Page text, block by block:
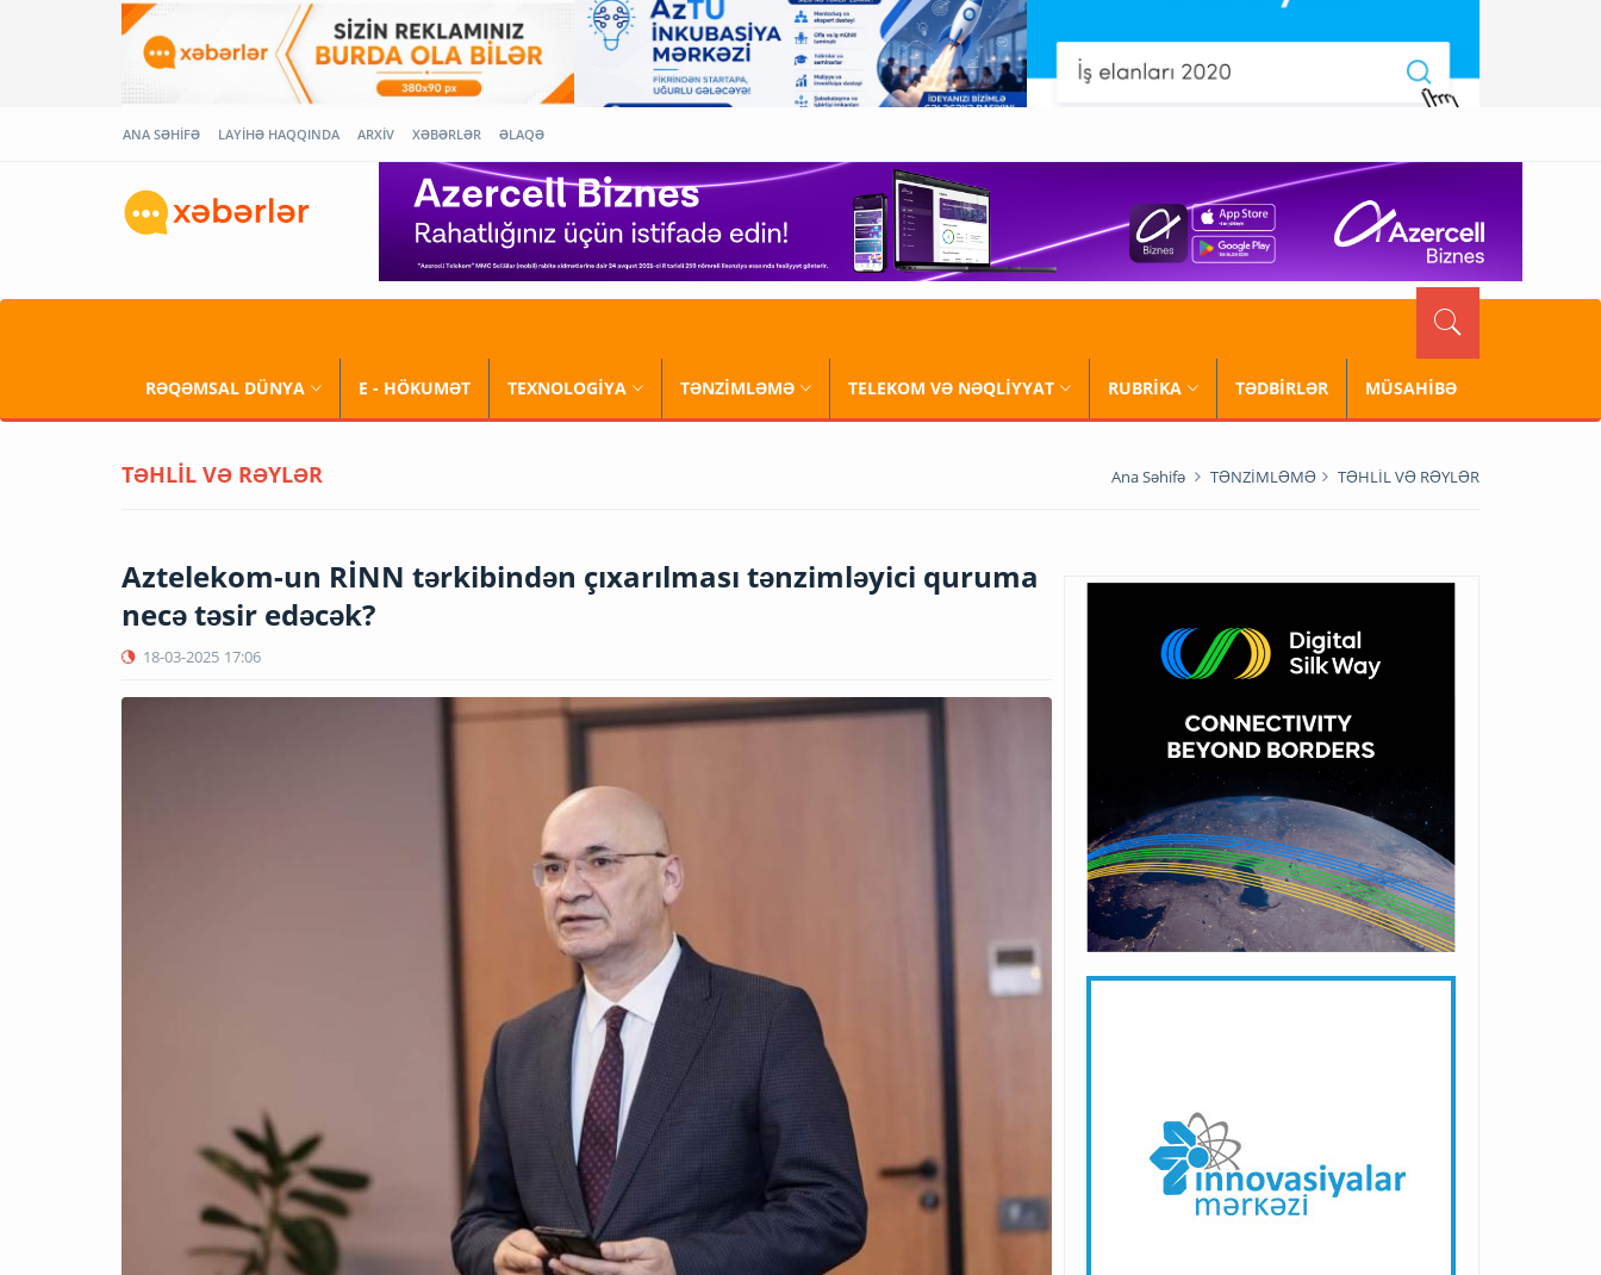
ANA SƏHİFƏ LAYİHƏ HAQQINDA ARXİV XƏBƏRLƏR ƏLAQƏ
RƏQƏMSAL DÜNYA E - HÖKUMƏT TEXNOLOGİYA TƏNZİMLƏMƏ TELEKOM VƏ NƏQLİYYAT RUBRİKA TƏDBİRLƏR MÜSAHİBƏ
TƏHLİL VƏ RƏYLƏR Ana Səhifə TƏNZİMLƏMƏ TƏHLİL VƏ RƏYLƏR
Aztelekom-un RİNN tərkibindən çıxarılması tənzimləyici quruma
necə təsir edəcək?
18-03-2025 17:06